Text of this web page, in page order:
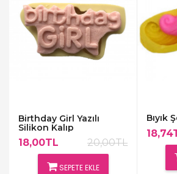
Birthday Girl Yazılı
Silikon Kalıp
18,00TL 20,00TL
SEPETE EKLE
Bıyık